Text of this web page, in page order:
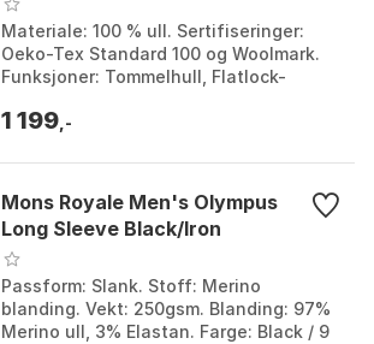
Materiale: 100 % ull. Sertifiseringer:
Oeko-Tex Standard 100 og Woolmark.
Funksjoner: Tommelhull, Flatlock-
Chocolate plum / maren...
1 199 ,-
Mons Royale Men's Olympus
Long Sleeve Black/Iron
Passform: Slank. Stoff: Merino
blanding. Vekt: 250gsm. Blanding: 97%
Merino ull, 3% Elastan. Farge: Black / 9